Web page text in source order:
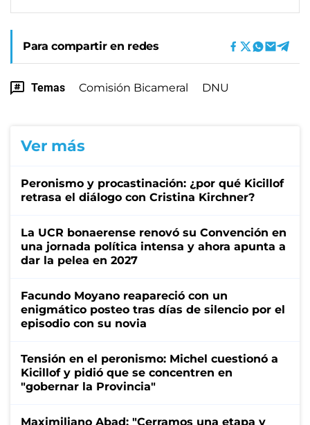
Para compartir en redes
Temas Comisión Bicameral DNU
Ver más
Peronismo y procastinación: ¿por qué Kicillof
retrasa el diálogo con Cristina Kirchner?
La UCR bonaerense renovó su Convención en
una jornada política intensa y ahora apunta a
dar la pelea en 2027
Facundo Moyano reapareció con un
enigmático posteo tras días de silencio por el
episodio con su novia
Tensión en el peronismo: Michel cuestionó a
Kicillof y pidió que se concentren en
"gobernar la Provincia"
Maximiliano Abad: "Cerramos una etapa y